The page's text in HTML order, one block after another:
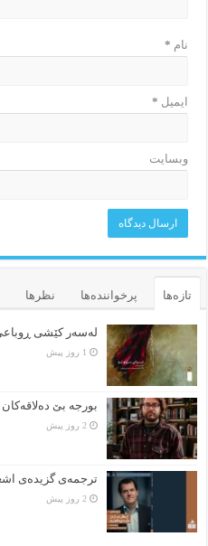
نام *
ایمیل *
وبسایت
تازه‌ها پرخواننده‌ها نظرها
لەسەر کێشی
1 روز پیش
بورجە بێ
2 روز پیش
ترجمه‌ی گزیده‌‌ی
2 روز پیش